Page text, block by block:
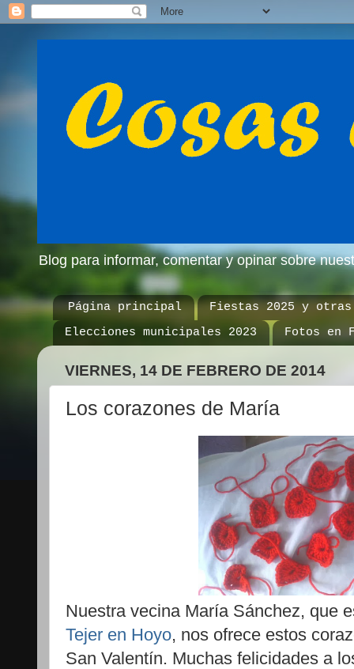
Blog para informar, comentar y opinar sobre
Página principal
Fiestas 2025 y otras
Elecciones municipales 2023
Fotos en
VIERNES, 14 DE FEBRERO DE 2014
Los corazones de María
Nuestra vecina María Sánchez, que
Tejer en Hoyo, nos ofrece estos
San Valentín. Muchas felicidades a